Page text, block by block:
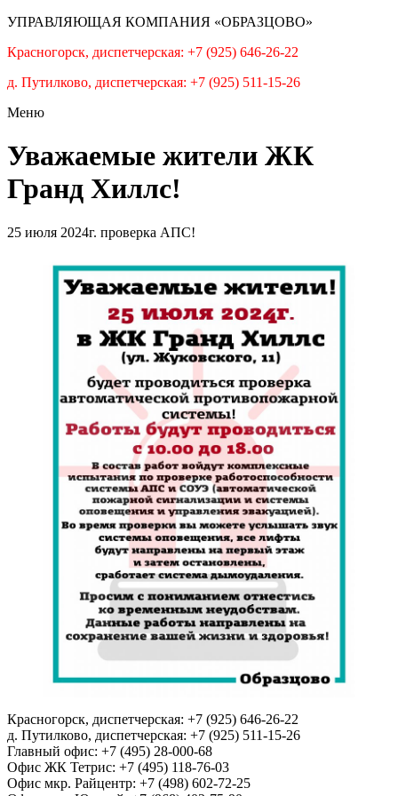
УПРАВЛЯЮЩАЯ КОМПАНИЯ «ОБРАЗЦОВО»
Красногорск, диспетчерская: +7 (925) 646-26-22
д. Путилково, диспетчерская: +7 (925) 511-15-26
Меню
Уважаемые жители ЖК
Гранд Хиллс!
25 июля 2024г. проверка АПС!
Красногорск, диспетчерская: +7 (925) 646-26-22
д. Путилково, диспетчерская: +7 (925) 511-15-26
Главный офис: +7 (495) 28-000-68
Офис ЖК Тетрис: +7 (495) 118-76-03
Офис мкр. Райцентр: +7 (498) 602-72-25